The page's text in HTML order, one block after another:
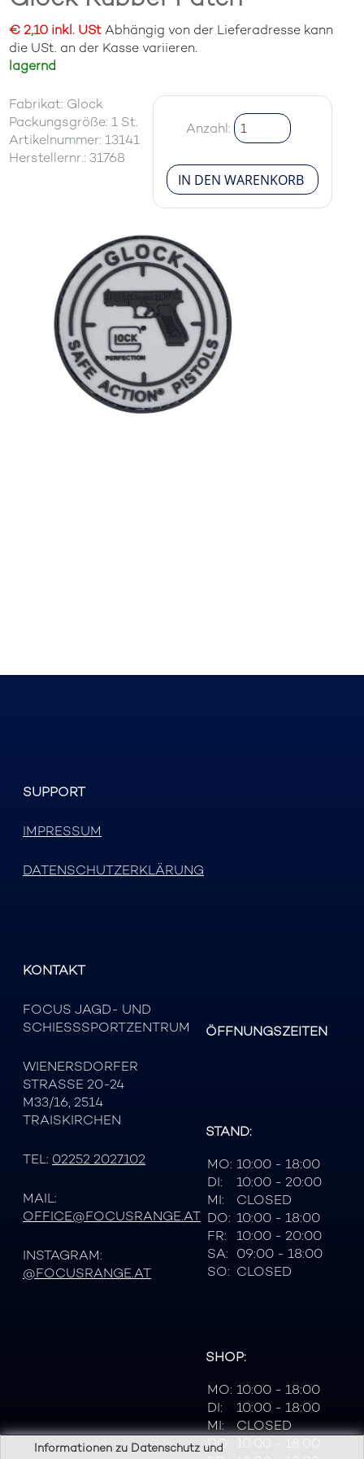
Informationen zu Datenschutz und
€ 2,10 inkl. UStAbhängig von der Lieferadresse kann
die USt. an der Kasse variieren.
lagernd
Fabrikat: Glock
Packungsgröße: 1 St.
Artikelnummer: 13141
Herstellernr.: 31768
Anzahl:
SUPPORT
IMPRESSUM
DATENSCHUTZERKLÄRUNG
KONTAKT
FOCUS JAGD- UND
SCHIESSSPORTZENTRUM
WIENERSDORFER
STRASSE 20-24
M33/16, 2514
TRAISKIRCHEN
TEL: 02252 2027102
MAIL:
OFFICE@FOCUSRANGE.AT
INSTAGRAM:
@FOCUSRANGE.AT
ÖFFNUNGSZEITEN
STAND:
MO: 10:00 - 18:00
DI:
10:00 - 20:00
MI:
CLOSED
DO: 10:00 - 18:00
FR:
10:00 - 20:00
SA: 09:00 - 18:00
SO: CLOSED
SHOP:
MO: 10:00 - 18:00
DI:
10:00 - 18:00
MI:
CLOSED
DO: